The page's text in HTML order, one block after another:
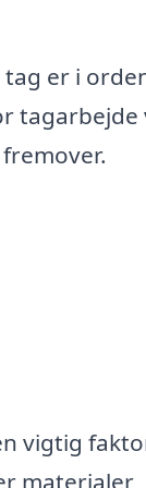
er i
tagarbejde
vigtig
materialer,